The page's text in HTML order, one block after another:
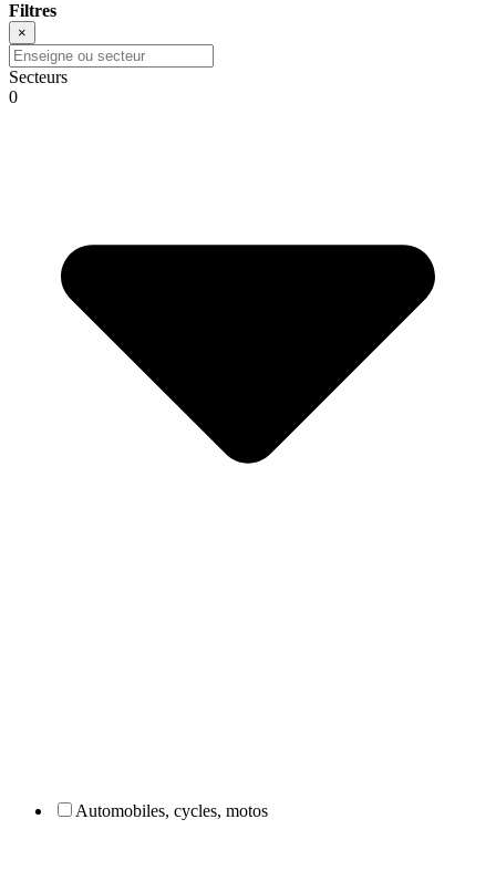
Filtres
×
Secteurs
0
Automobiles, cycles, motos